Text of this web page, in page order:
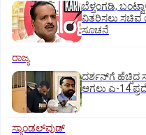
ಬೆಳ್ತಂಗಡಿ,
ವಿತರಿಸಲು
ಸೂಚನೆ
ರಾಜ್ಯ
ದರ್ಶನ್‌ಗೆ ಹೆಚ್ಚಿದ
ಆಗಲು ಎ-14
ಸ್ಯಾಂಡಲ್‌ವುಡ್‌